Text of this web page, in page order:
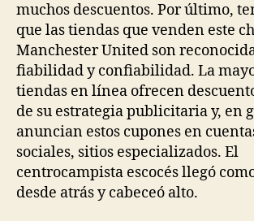
muchos descuentos. Por último,
que las tiendas que venden este
Manchester United son
fiabilidad y confiabilidad. La
tiendas en línea ofrecen
de su estrategia publicitaria y, en
anuncian estos cupones en
sociales, sitios especializados. El
centrocampista escocés llegó
desde atrás y cabeceó alto.